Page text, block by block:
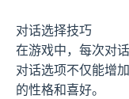
对话选择技巧
在游戏中，每次对
对话选项不仅能增
的性格和喜好。